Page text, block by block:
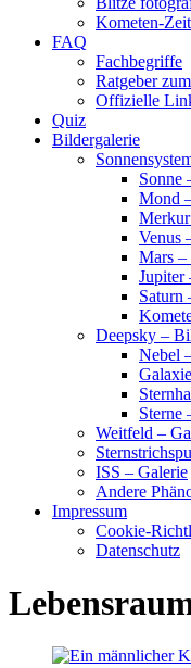
Kometen-
FAQ
Fachbegriffe
Ratgeber
Offizielle
Quiz
Bildergalerie
Sonne
Mond
Venus
Mars –
Jupiter
Saturn
Deepsky –
Nebel
Sterne
Weitfeld –
ISS – Galerie
Andere
Impressum
Cookie-
Datenschutz